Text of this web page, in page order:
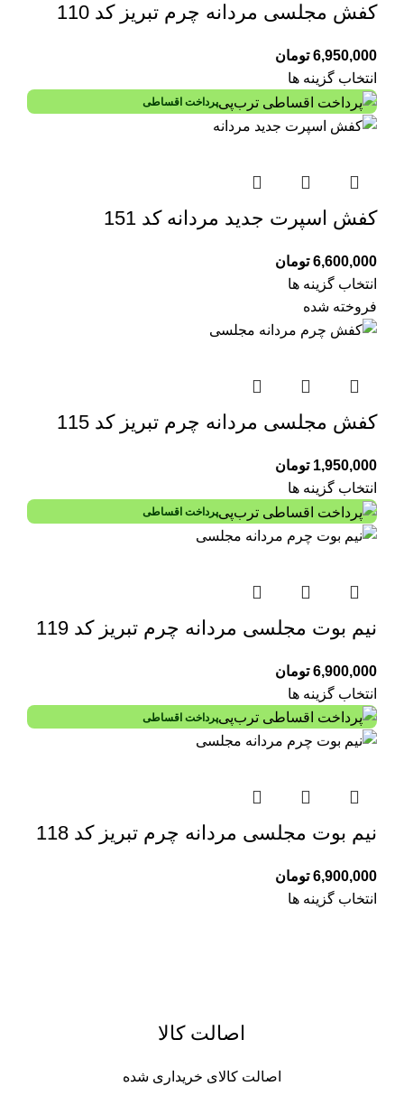
کفش مجلسی مردانه چرم تبریز کد 110
6,950,000 تومان
انتخاب گزینه ها
پرداخت اقساطی
کفش اسپرت جدید مردانه کد 151
6,600,000 تومان
انتخاب گزینه ها
فروخته شده
کفش مجلسی مردانه چرم تبریز کد 115
1,950,000 تومان
انتخاب گزینه ها
پرداخت اقساطی
نیم بوت مجلسی مردانه چرم تبریز کد 119
6,900,000 تومان
انتخاب گزینه ها
پرداخت اقساطی
نیم بوت مجلسی مردانه چرم تبریز کد 118
6,900,000 تومان
انتخاب گزینه ها
اصالت کالا
اصالت کالای خریداری شده